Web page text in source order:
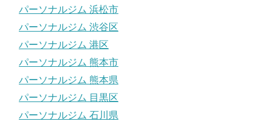
パーソナルジム 浜松市
パーソナルジム 渋谷区
パーソナルジム 港区
パーソナルジム 熊本市
パーソナルジム 熊本県
パーソナルジム 目黒区
パーソナルジム 石川県